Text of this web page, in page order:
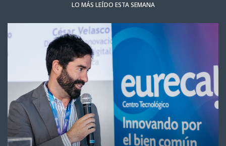
LO MÁS LEÍDO ESTA SEMANA